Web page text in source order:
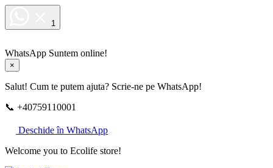
1
WhatsApp Suntem online!
×
Salut! Cum te putem ajuta? Scrie-ne pe WhatsApp!
📞 +40759110001
Deschide în WhatsApp
Welcome you to Ecolife store!